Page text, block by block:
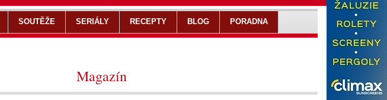
Magazín
SOUTĚŽE SERIÁLY RECEPTY BLOG PORADNA